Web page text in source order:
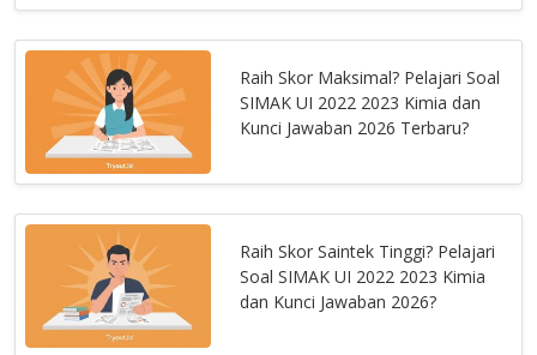
Raih Skor Maksimal? Pelajari Soal
SIMAK UI 2022 2023 Kimia dan
Kunci Jawaban 2026 Terbaru?
Raih Skor Saintek Tinggi? Pelajari
Soal SIMAK UI 2022 2023 Kimia
dan Kunci Jawaban 2026?